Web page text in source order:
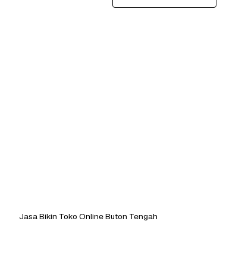
Jasa Bikin Toko Online Buton Tengah